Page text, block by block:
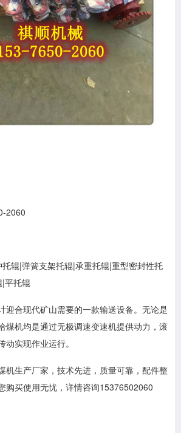
2060
辊|弹簧支架托辊|承重托辊|重型密封性托
平托辊
迎合现代矿山需要的一款输送设备。无论是
煤机均是通过无极调速变速机提供动力，滚
实现作业运行。
机生产厂家，技术先进，质量可靠，配件整
购买使用无忧，详情咨询15376502060